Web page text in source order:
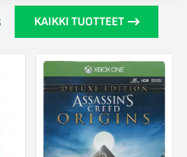
KAIKKI TUOTTEET